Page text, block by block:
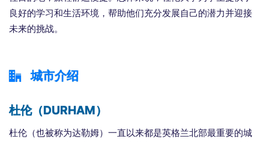
良好的学习和生活环境，帮助他们充分发展自己的潜力并迎接
未来的挑战。
城市介绍
杜伦（DURHAM）
杜伦（也被称为达勒姆）一直以来都是英格兰北部最重要的城